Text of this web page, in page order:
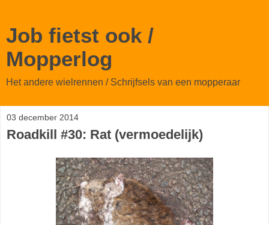
Job fietst ook /
Mopperlog
Het andere wielrennen / Schrijfsels van een mopperaar
03 december 2014
Roadkill #30: Rat (vermoedelijk)